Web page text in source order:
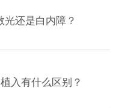
光还是白内障？
入有什么区别？